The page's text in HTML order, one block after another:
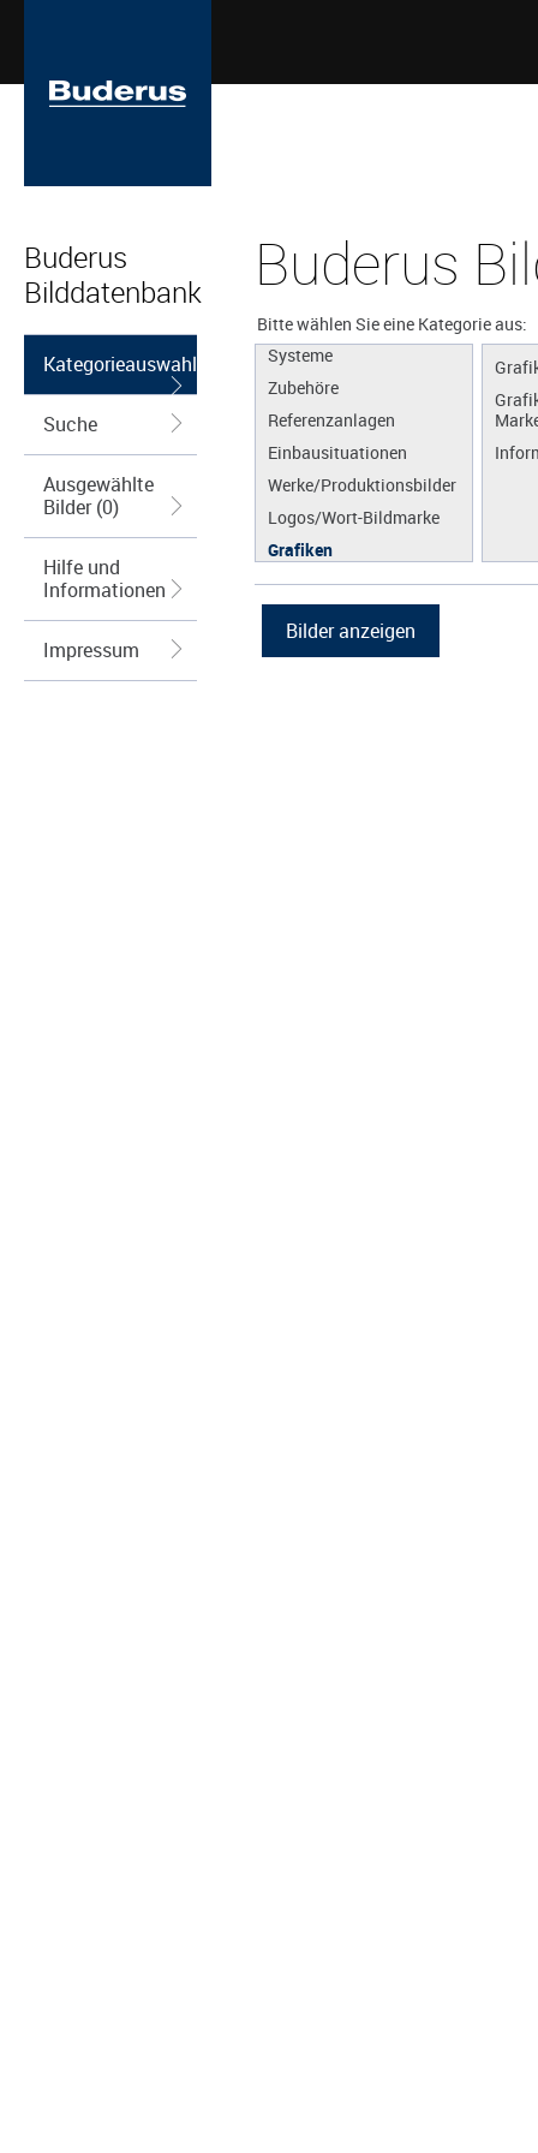
Buderus
Bilddatenbank
Kategorieauswahl
Suche
Ausgewählte
Bilder (0)
Hilfe und
Informationen
Impressum
Buderus
Bitte wählen Sie eine Kategorie aus:
Apps
Produkte
Systeme
Zubehöre
Referenzanlagen
Einbausituationen
Werke/Produktionsbilder
Logos/Wort-Bildmarke
Grafiken